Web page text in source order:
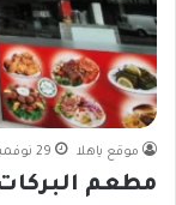
موقع ياهلا 29 نوفمبر، 2024
مطعم البركات